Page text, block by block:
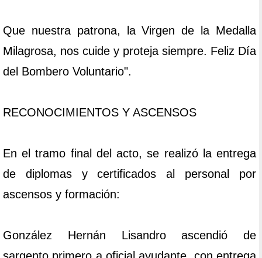
Que nuestra patrona, la Virgen de la Medalla
Milagrosa, nos cuide y proteja siempre. Feliz Día
del Bombero Voluntario".
RECONOCIMIENTOS Y ASCENSOS
En el tramo final del acto, se realizó la entrega
de diplomas y certificados al personal por
ascensos y formación:
González Hernán Lisandro ascendió de